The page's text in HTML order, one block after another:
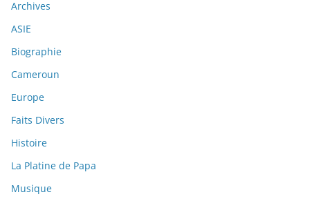
Archives
ASIE
Biographie
Cameroun
Europe
Faits Divers
Histoire
La Platine de Papa
Musique